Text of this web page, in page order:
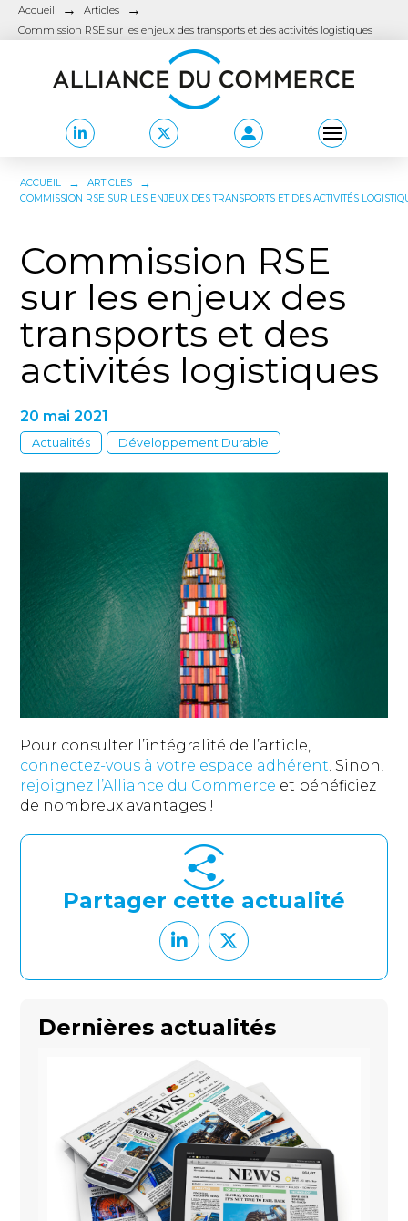
Accueil → Articles →
Commission RSE sur les enjeux des transports et des activités logistiques
ACCUEIL → ARTICLES →
COMMISSION RSE SUR LES ENJEUX DES TRANSPORTS ET DES ACTIVITÉS
Commission RSE
sur les enjeux des
transports et des
activités logistiques
20 mai 2021
Actualités Développement Durable
Pour consulter l’intégralité de l’article,
connectez-vous à votre espace adhérent . Sinon,
rejoignez l’Alliance du Commerce et bénéficiez
de nombreux avantages !
Partager cette actualité
Dernières actualités